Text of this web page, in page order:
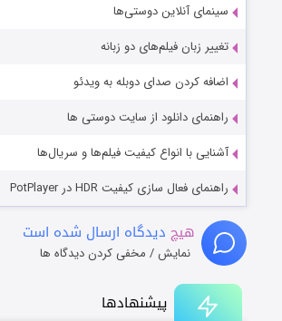
پیشنهادها
سینمای آنلاین دوستی‌ها
تغییر زبان فیلم‌های دو زبانه
اضافه کردن صدای دوبله به ویدئو
راهنمای دانلود از سایت دوستی ها
آشنایی با انواع کیفیت فیلم‌ها و سریال‌ها
راهنمای فعال سازی کیفیت HDR در PotPlayer
هیچ دیدگاه ارسال شده است
نمایش / مخفی کردن دیدگاه ها